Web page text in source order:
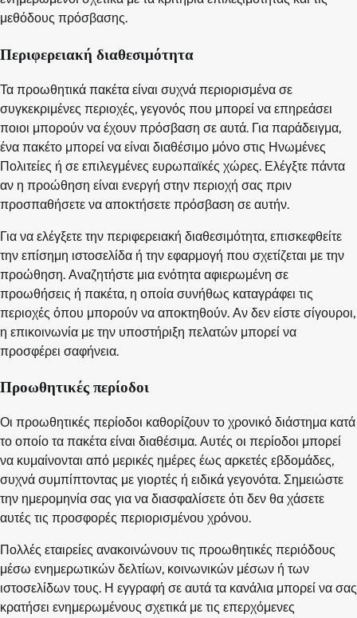
μεθόδους πρόσβασης.
Περιφερειακή διαθεσιμότητα
Τα προωθητικά πακέτα είναι συχνά περιορισμένα σε
συγκεκριμένες περιοχές, γεγονός που μπορεί να επηρεάσει
ποιοι μπορούν να έχουν πρόσβαση σε αυτά. Για παράδειγμα,
ένα πακέτο μπορεί να είναι διαθέσιμο μόνο στις Ηνωμένες
Πολιτείες ή σε επιλεγμένες ευρωπαϊκές χώρες. Ελέγξτε πάντα
αν η προώθηση είναι ενεργή στην περιοχή σας πριν
προσπαθήσετε να αποκτήσετε πρόσβαση σε αυτήν.
Για να ελέγξετε την περιφερειακή διαθεσιμότητα, επισκεφθείτε
την επίσημη ιστοσελίδα ή την εφαρμογή που σχετίζεται με την
προώθηση. Αναζητήστε μια ενότητα αφιερωμένη σε
προωθήσεις ή πακέτα, η οποία συνήθως καταγράφει τις
περιοχές όπου μπορούν να αποκτηθούν. Αν δεν είστε σίγουροι,
η επικοινωνία με την υποστήριξη πελατών μπορεί να
προσφέρει σαφήνεια.
Προωθητικές περίοδοι
Οι προωθητικές περίοδοι καθορίζουν το χρονικό διάστημα κατά
το οποίο τα πακέτα είναι διαθέσιμα. Αυτές οι περίοδοι μπορεί
να κυμαίνονται από μερικές ημέρες έως αρκετές εβδομάδες,
συχνά συμπίπτοντας με γιορτές ή ειδικά γεγονότα. Σημειώστε
την ημερομηνία σας για να διασφαλίσετε ότι δεν θα χάσετε
αυτές τις προσφορές περιορισμένου χρόνου.
Πολλές εταιρείες ανακοινώνουν τις προωθητικές περιόδους
μέσω ενημερωτικών δελτίων, κοινωνικών μέσων ή των
ιστοσελίδων τους. Η εγγραφή σε αυτά τα κανάλια μπορεί να σας
κρατήσει ενημερωμένους σχετικά με τις επερχόμενες